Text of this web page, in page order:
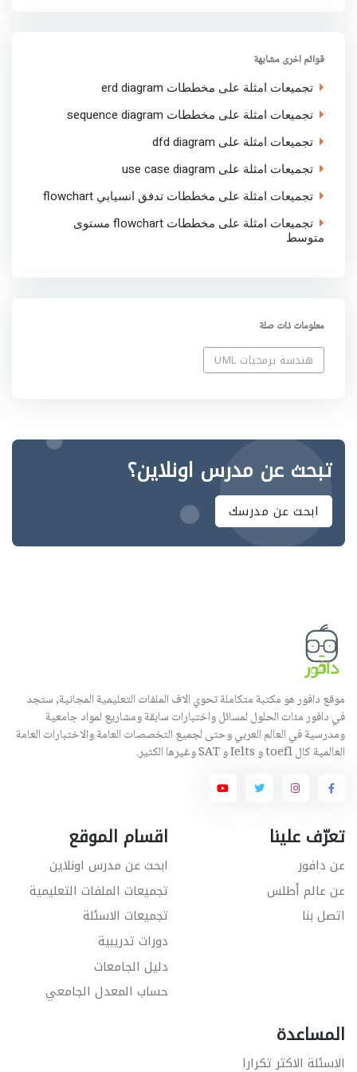
قوائم اخرى مشابهة
تجميعات امثلة على مخططات erd diagram
تجميعات امثلة على مخططات sequence diagram
تجميعات امثلة على dfd diagram
تجميعات امثلة على use case diagram
تجميعات امثلة على مخططات تدفق انسيابي flowchart
تجميعات امثلة على مخططات flowchart مستوى
متوسط
معلومات ذات صلة
هندسة برمجيات UML
تبحث عن مدرس اونلاين؟
ابحث عن مدرسك
موقع دافور هو مكتبة متكاملة تحوي الاف الملفات التعليمية المجانية, ستجد
في دافور مئات الحلول لمسائل واختبارات سابقة ومشاريع لمواد جامعية
ومدرسية في العالم العربي وحتى لجميع التخصصات العامة والاختبارات العامة
العالمية كال toefl و Ielts و SAT وغيرها الكثير.
تعرّف علينا
عن دافور
عن عالم أطلس
اتصل بنا
اقسام الموقع
ابحث عن مدرس اونلاين
تجميعات الملفات التعليمية
تجميعات الاسئلة
دورات تدريبية
دليل الجامعات
حساب المعدل الجامعي
المساعدة
الاسئلة الاكثر تكرارا